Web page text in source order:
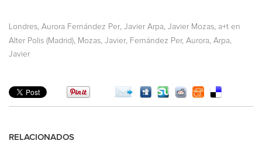
Londres Aurora Fernández Per Javier Arpa Javier Mozas a+t en
Alter Polis (Madrid)
Mozas, Javier Fernández Per, Aurora Arpa,
Javier
RELACIONADOS